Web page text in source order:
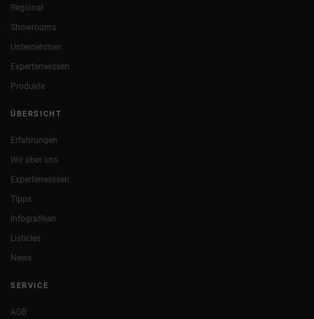
Regional
Showrooms
Unternehmen
Expertenwissen
Produkte
ÜBERSICHT
Erfahrungen
Wir über uns
Expertenwissen
Tipps
Infografiken
Listicles
News
SERVICE
AGB